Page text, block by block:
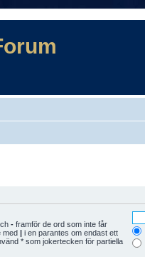
- framför de ord som inte får
med | i en parantes om endast ett
* som jokertecken för partiella